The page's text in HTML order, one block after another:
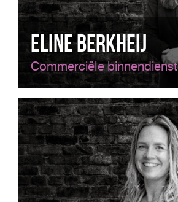
Eline Berkheij
Commerciële binnendienst